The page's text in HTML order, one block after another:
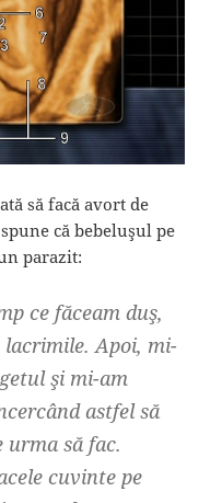
să facă avort de
că bebeluşul pe
parazit:
ce făceam duş,
Apoi, mi-
şi mi-am
astfel să
urma să fac.
cuvinte pe